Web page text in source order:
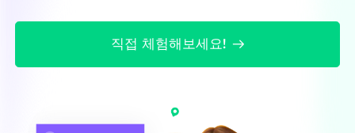
직접 체험해보세요!